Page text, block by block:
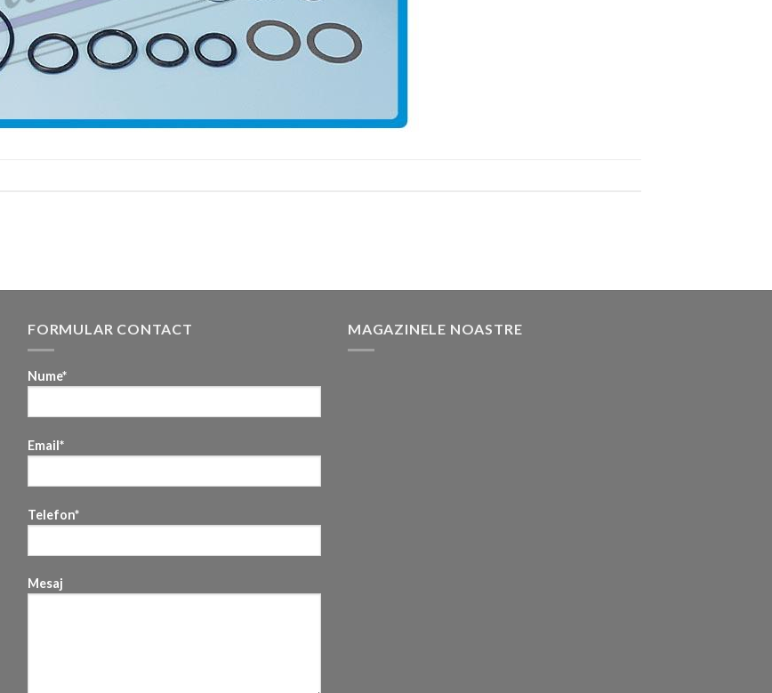
FORMULAR CONTACT
Nume*
Email*
Telefon*
Mesaj
MAGAZINELE NOASTRE